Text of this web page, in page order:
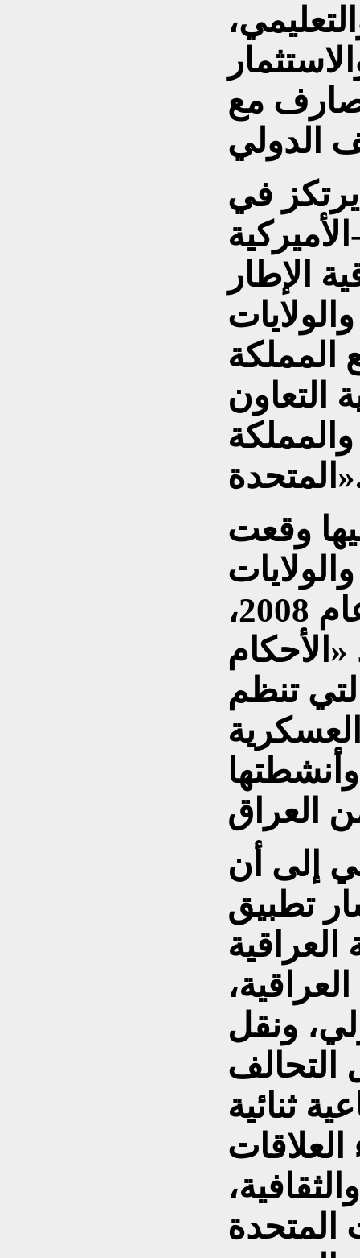
مع
في
الإطار
المملكة
التعاون
وقعت
المتحدة الأميركية عام 2008،
تنظم
إلى أن
تطبيق
ونقل
التحالف
ثنائية
المتحدة